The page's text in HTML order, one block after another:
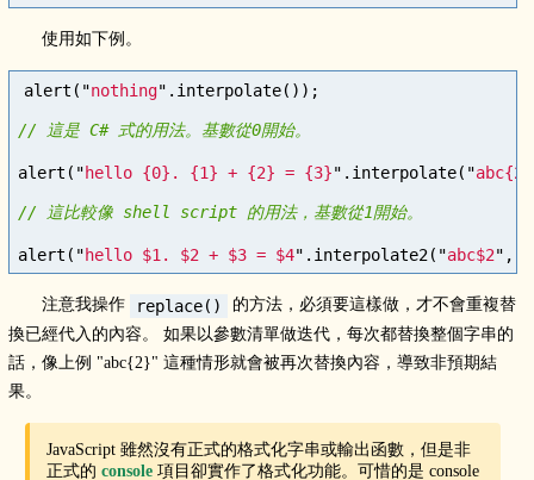
使用如下例。
alert ( "nothing" . interpolate());
alert ( "hello {0}. {1} + {2} = {3}" . interpolate( "abc{2}
alert ( "hello $1. $2 + $3 = $4" . interpolate2( "abc$2" ,
注意我操作 replace()
的方法，必須要這樣做，才不會重複替
換已經代入的內容。 如果以參數清單做迭代，每次都替換整個字串的
話，像上例 "abc{2}" 這種情形就會被再次替換內容，導致非預期結
果。
JavaScript 雖然沒有正式的格式化字串或輸出函數，但是非
正式的 console 項目卻實作了格式化功能。可惜的是 console